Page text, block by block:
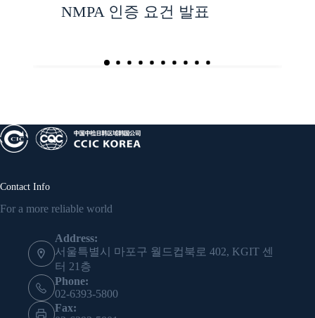
NMPA 인증 요건 발표
Contact Info
For a more reliable world
Address:
서울특별시 마포구 월드컵북로 402, KGIT 센
터 21층
Phone:
02-6393-5800
Fax: